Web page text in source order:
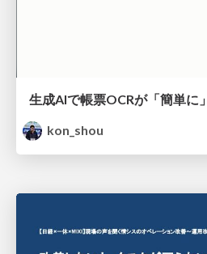
kon_shou